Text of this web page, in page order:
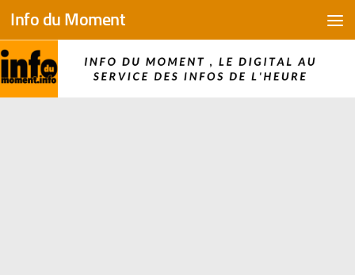
Skip to content
Info du Moment